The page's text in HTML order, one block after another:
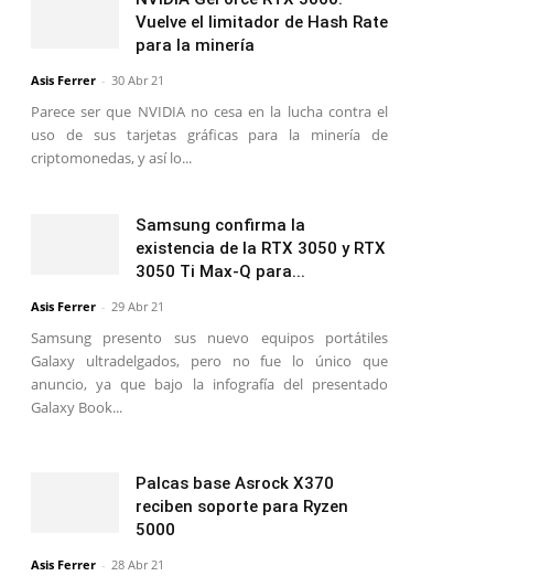
Vuelve el limitador de Hash Rate
para la minería
Asis Ferrer - 30 Abr 21
Parece ser que NVIDIA no cesa en la lucha contra el
uso de sus tarjetas gráficas para la minería de
criptomonedas, y así lo...
Samsung confirma la
existencia de la RTX 3050 y RTX
3050 Ti Max-Q para...
Asis Ferrer - 29 Abr 21
Samsung presento sus nuevo equipos portátiles
Galaxy ultradelgados, pero no fue lo único que
anuncio, ya que bajo la infografía del presentado
Galaxy Book...
Palcas base Asrock X370
reciben soporte para Ryzen
5000
Asis Ferrer - 28 Abr 21